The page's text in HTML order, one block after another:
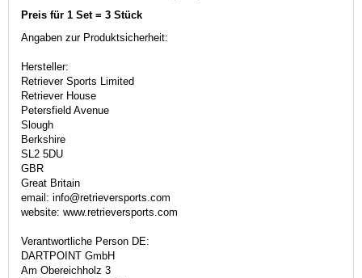
Preis für 1 Set = 3 Stück
Angaben zur Produktsicherheit:
Hersteller:
Retriever Sports Limited
Retriever House
Petersfield Avenue
Slough
Berkshire
SL2 5DU
GBR
Great Britain
email: info@retrieversports.com
website: www.retrieversports.com
Verantwortliche Person DE:
DARTPOINT GmbH
Am Obereichholz 3